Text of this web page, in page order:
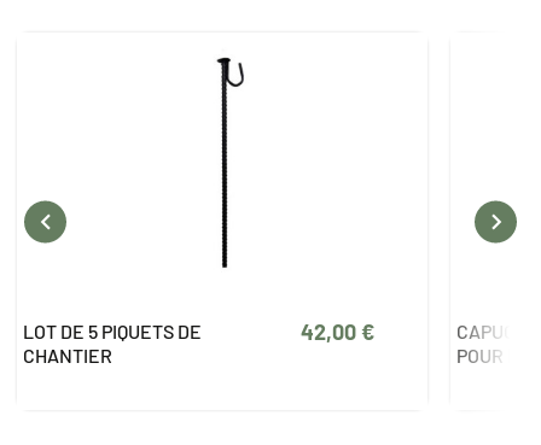
CAPUCHON DE PROTECTION
POUR PIQUET
8,00 €
LOT DE 5
 